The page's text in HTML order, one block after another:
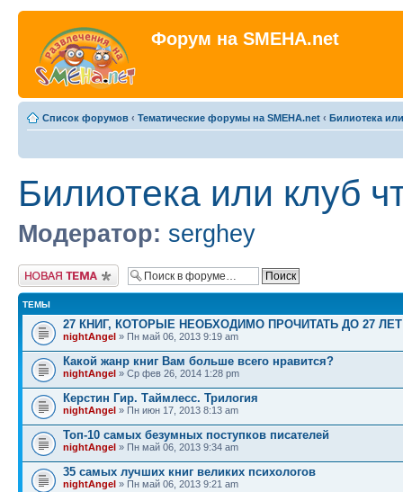
Форум на SMEHA.net
Список форумов ‹ Тематические форумы на SMEHA.net ‹ Билиотека
Билиотека или клуб
Модератор: serghey
Новая тема
ТЕМЫ
27 КНИГ, КОТОРЫЕ НЕОБХОДИМО ПРОЧИТАТЬ ДО 27 ЛЕТ
nightAngel » Пн май 06, 2013 9:19 am
Какой жанр книг Вам больше всего нравится?
nightAngel » Ср фев 26, 2014 1:28 pm
Керстин Гир. Таймлесс. Трилогия
nightAngel » Пн июн 17, 2013 8:13 am
Топ-10 самых безумных поступков писателей
nightAngel » Пн май 06, 2013 9:34 am
35 самых лучших книг великих психологов
nightAngel » Пн май 06, 2013 9:21 am